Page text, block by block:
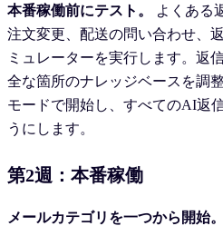
本番稼働前にテスト。
よくある
注文変更、配送の問い合わせ、
ミュレーターを実行します。返
全な箇所のナレッジベースを調
モードで開始し、すべてのAI返
うにします。
第2週：本番稼働
メールカテゴリを一つから開始。